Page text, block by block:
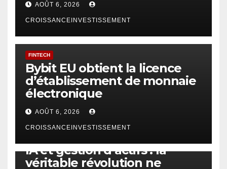
AOÛT 6, 2026
CROISSANCEINVESTISSEMENT
FINTECH
Bybit EU obtient la licence
d’établissement de monnaie
électronique
AOÛT 6, 2026
CROISSANCEINVESTISSEMENT
IA et gestion d’actifs : la
véritable révolution ne